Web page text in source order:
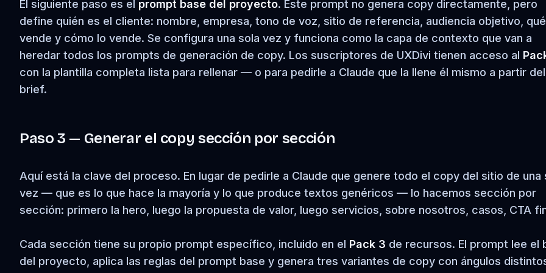
El siguiente paso es el prompt base del proyecto. Este prompt no genera copy directamente, pero
define quién es el cliente: nombre, empresa, tono de voz, sitio de referencia, audiencia objetivo, qué
vende y cómo lo vende. Se configura una sola vez y funciona como la capa de contexto que van a
heredar todos los prompts de generación de copy. Los suscriptores de UXDivi tienen acceso al
con la plantilla completa lista para rellenar — o para pedirle a Claude que la llene él mismo a partir del
brief.
Paso 3 — Generar el copy sección por sección
Aquí está la clave del proceso. En lugar de pedirle a Claude que genere todo el copy del sitio de una
vez — que es lo que hace la mayoría y lo que produce textos genéricos — lo hacemos sección por
sección: primero la hero, luego la propuesta de valor, luego servicios, sobre nosotros, casos, CTA
Cada sección tiene su propio prompt específico, incluido en el Pack 3 de recursos. El prompt lee el
del proyecto, aplica las reglas del prompt base y genera tres variantes de copy con ángulos